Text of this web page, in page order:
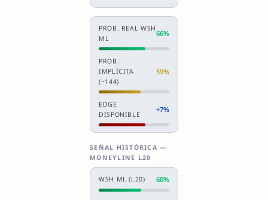
PROB. REAL WSH
ML
66%
PROB.
IMPLÍCITA
(−144)
59%
EDGE
DISPONIBLE
+7%
SEÑAL HISTÓRICA —
MONEYLINE L20
WSH ML (L20) 60%